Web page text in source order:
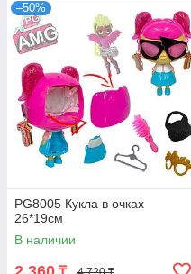
–50%
PG8005 Кукла в очках
26*19см
В наличии